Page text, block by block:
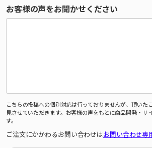
お客様の声をお聞かせください
こちらの投稿への個別対応は行っておりませんが、頂いた
見させていただきます。お客様の声をもとに商品開発・サ
す。
ご注文にかかわるお問い合わせはお問い合わせ専